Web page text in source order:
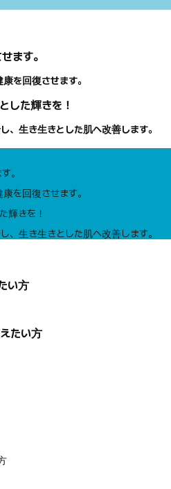
ます。
を回復させます。
した輝きを！
、生き生きとした肌へ改善します。
。
を回復させます。
輝きを！
、生き生きとした肌へ改善します。
い方
たい方